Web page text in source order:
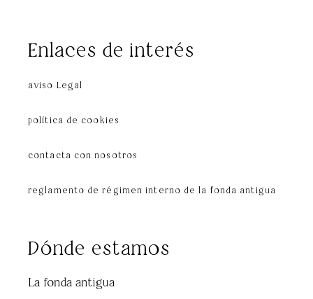
Enlaces de interés
aviso Legal
política de cookies
contacta con nosotros
reglamento de régimen interno de la fonda antigua
Dónde estamos
La fonda antigua